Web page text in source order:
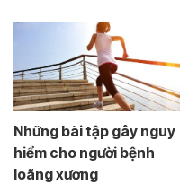
Những bài tập gây nguy
hiểm cho người bệnh
loãng xương